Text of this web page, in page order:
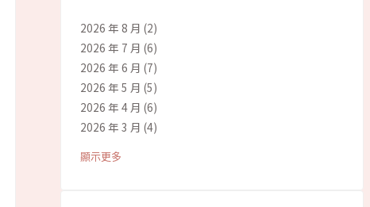
2026 年 8 月 (2)
2026 年 7 月 (6)
2026 年 6 月 (7)
2026 年 5 月 (5)
2026 年 4 月 (6)
2026 年 3 月 (4)
顯示更多